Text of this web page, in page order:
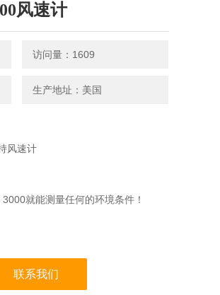
风速计
访问量：1609
生产地址：美国
风速计
就能测量任何的环境条件！
联系我们